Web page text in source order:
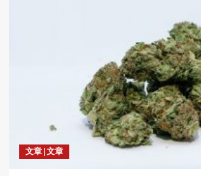
radio
USW工會幫助會員對抗欺壓
radio
SEIU會員親述工會的好
文章 | 文章